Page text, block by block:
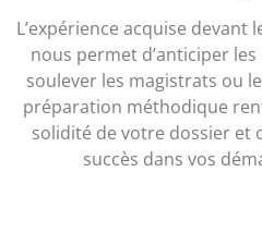
L’expérience acquise
nous permet d’anticiper
soulever les magistrats ou
préparation méthodique
solidité de votre dossier et
succès dans vos